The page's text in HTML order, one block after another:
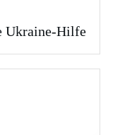
Ukraine-Hilfe